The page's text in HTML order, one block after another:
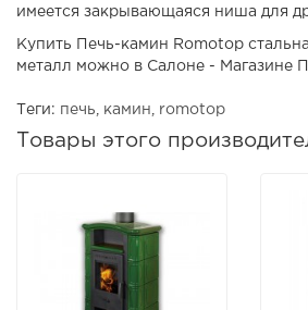
имеется закрывающаяся ниша для
Купить Печь-камин Romotop
металл можно в Салоне - Магазине
Теги: печь камин romotop
Товары этого